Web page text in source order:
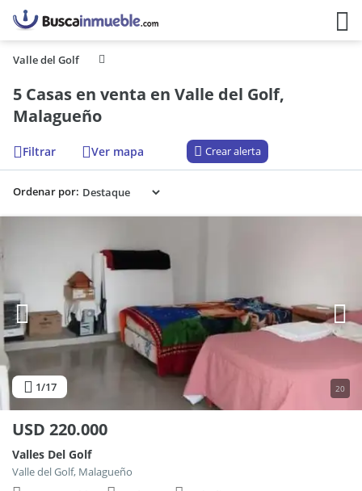
Valle del Golf
5 Casas en venta en Valle del Golf,
Malagueño
Filtrar Ver mapa Crear alerta
Ordenar por:
1/17 20
USD 220.000
Valles Del Golf
Valle del Golf, Malagueño